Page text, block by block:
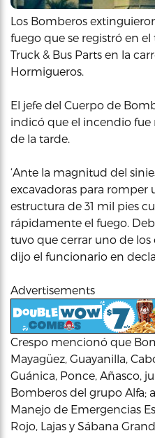
Los Bomberos
fuego que se registró en
Truck & Bus Parts en la
Hormigueros.
El jefe del Cuerpo de
indicó que el incendio fue
de la tarde.
‘Ante la magnitud del
excavadoras para romper
estructura de 31 mil pies
rápidamente el fuego.
tuvo que cerrar uno de los
dijo el funcionario en
Advertisements
Crespo mencionó que
Mayagüez, Guayanilla,
Guánica, Ponce, Añasco,
Bomberos del grupo Alfa;
Manejo de Emergencias
Rojo, Lajas y Sábana